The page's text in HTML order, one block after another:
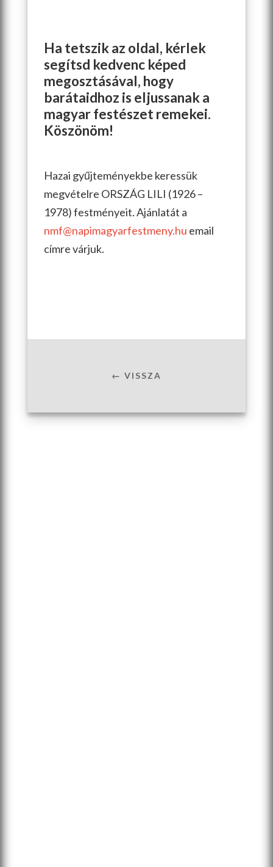
Ha tetszik az oldal, kérlek
segítsd kedvenc képed
megosztásával, hogy
barátaidhoz is eljussanak a
magyar festészet remekei.
Köszönöm!
Hazai gyűjteményekbe keressük
megvételre ORSZÁG LILI (1926 –
1978) festményeit. Ajánlatát a
nmf@napimagyarfestmeny.hu email
címre várjuk.
← VISSZA